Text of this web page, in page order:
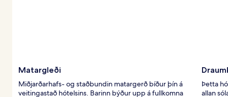
Matargleði
Miðjarðarhafs- og staðbundin matargerð bíður þín á
veitingastað hótelsins. Barinn býður upp á fullkomna
Þetta
allan